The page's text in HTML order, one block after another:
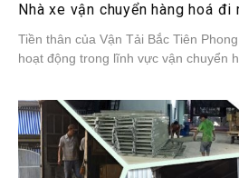
Nhà xe vận chuyển hàng hoá đi
Tiền thân của Vận Tải Bắc Tiên
hoạt động trong lĩnh vực vận chuyển